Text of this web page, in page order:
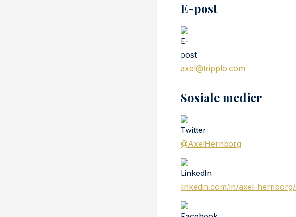
E-post
axel@tripplo.com
Sosiale medier
@AxelHernborg
linkedin.com/in/axel-hernborg/